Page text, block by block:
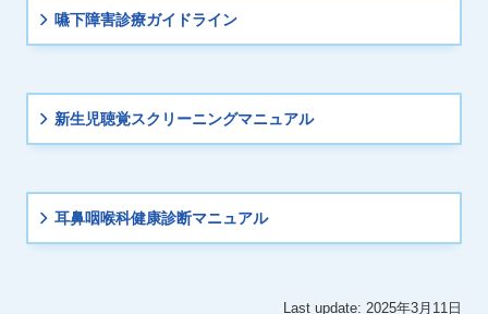
嚥下障害診療ガイドライン
新生児聴覚スクリーニングマニュアル
耳鼻咽喉科健康診断マニュアル
Last update: 2025年3月11日